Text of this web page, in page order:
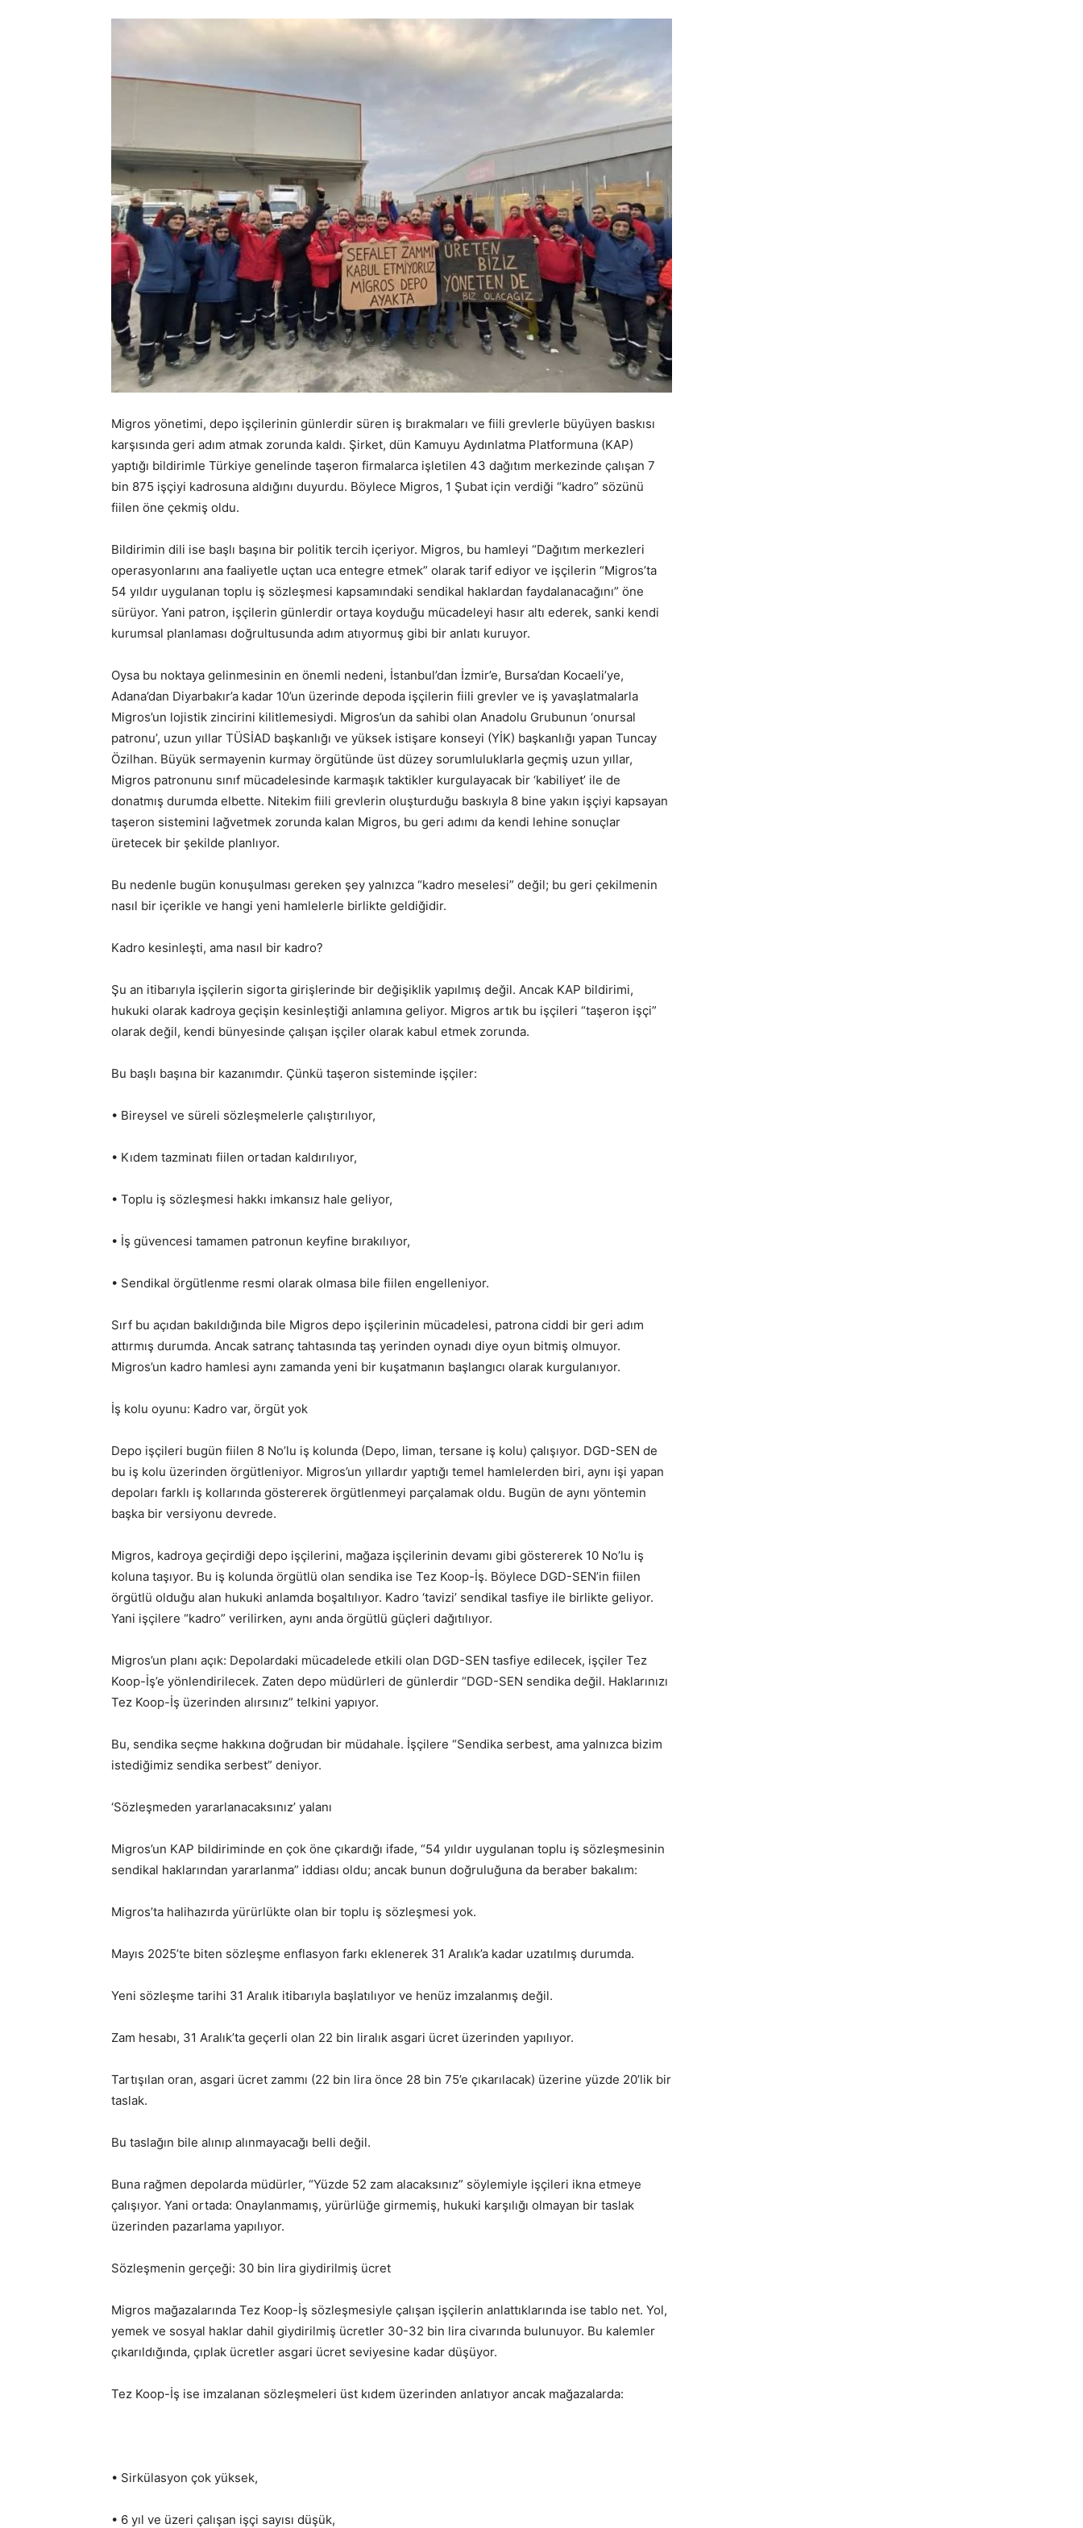
Migros yönetimi, depo işçilerinin günlerdir süren iş bırakmaları ve fiili grevlerle büyüyen baskısı
karşısında geri adım atmak zorunda kaldı. Şirket, dün Kamuyu Aydınlatma Platformuna (KAP)
yaptığı bildirimle Türkiye genelinde taşeron firmalarca işletilen 43 dağıtım merkezinde çalışan 7
bin 875 işçiyi kadrosuna aldığını duyurdu. Böylece Migros, 1 Şubat için verdiği “kadro” sözünü
fiilen öne çekmiş oldu.
Bildirimin dili ise başlı başına bir politik tercih içeriyor. Migros, bu hamleyi “Dağıtım merkezleri
operasyonlarını ana faaliyetle uçtan uca entegre etmek” olarak tarif ediyor ve işçilerin “Migros’ta
54 yıldır uygulanan toplu iş sözleşmesi kapsamındaki sendikal haklardan faydalanacağını” öne
sürüyor. Yani patron, işçilerin günlerdir ortaya koyduğu mücadeleyi hasır altı ederek, sanki kendi
kurumsal planlaması doğrultusunda adım atıyormuş gibi bir anlatı kuruyor.
Oysa bu noktaya gelinmesinin en önemli nedeni, İstanbul’dan İzmir’e, Bursa’dan Kocaeli’ye,
Adana’dan Diyarbakır’a kadar 10’un üzerinde depoda işçilerin fiili grevler ve iş yavaşlatmalarla
Migros’un lojistik zincirini kilitlemesiydi. Migros’un da sahibi olan Anadolu Grubunun ‘onursal
patronu’, uzun yıllar TÜSİAD başkanlığı ve yüksek istişare konseyi (YİK) başkanlığı yapan Tuncay
Özilhan. Büyük sermayenin kurmay örgütünde üst düzey sorumluluklarla geçmiş uzun yıllar,
Migros patronunu sınıf mücadelesinde karmaşık taktikler kurgulayacak bir ‘kabiliyet’ ile de
donatmış durumda elbette. Nitekim fiili grevlerin oluşturduğu baskıyla 8 bine yakın işçiyi kapsayan
taşeron sistemini lağvetmek zorunda kalan Migros, bu geri adımı da kendi lehine sonuçlar
üretecek bir şekilde planlıyor.
Bu nedenle bugün konuşulması gereken şey yalnızca “kadro meselesi” değil; bu geri çekilmenin
nasıl bir içerikle ve hangi yeni hamlelerle birlikte geldiğidir.
Kadro kesinleşti, ama nasıl bir kadro?
Şu an itibarıyla işçilerin sigorta girişlerinde bir değişiklik yapılmış değil. Ancak KAP bildirimi,
hukuki olarak kadroya geçişin kesinleştiği anlamına geliyor. Migros artık bu işçileri “taşeron işçi”
olarak değil, kendi bünyesinde çalışan işçiler olarak kabul etmek zorunda.
Bu başlı başına bir kazanımdır. Çünkü taşeron sisteminde işçiler:
• Bireysel ve süreli sözleşmelerle çalıştırılıyor,
• Kıdem tazminatı fiilen ortadan kaldırılıyor,
• Toplu iş sözleşmesi hakkı imkansız hale geliyor,
• İş güvencesi tamamen patronun keyfine bırakılıyor,
• Sendikal örgütlenme resmi olarak olmasa bile fiilen engelleniyor.
Sırf bu açıdan bakıldığında bile Migros depo işçilerinin mücadelesi, patrona ciddi bir geri adım
attırmış durumda. Ancak satranç tahtasında taş yerinden oynadı diye oyun bitmiş olmuyor.
Migros’un kadro hamlesi aynı zamanda yeni bir kuşatmanın başlangıcı olarak kurgulanıyor.
İş kolu oyunu: Kadro var, örgüt yok
Depo işçileri bugün fiilen 8 No’lu iş kolunda (Depo, liman, tersane iş kolu) çalışıyor. DGD-SEN de
bu iş kolu üzerinden örgütleniyor. Migros’un yıllardır yaptığı temel hamlelerden biri, aynı işi yapan
depoları farklı iş kollarında göstererek örgütlenmeyi parçalamak oldu. Bugün de aynı yöntemin
başka bir versiyonu devrede.
Migros, kadroya geçirdiği depo işçilerini, mağaza işçilerinin devamı gibi göstererek 10 No’lu iş
koluna taşıyor. Bu iş kolunda örgütlü olan sendika ise Tez Koop-İş. Böylece DGD-SEN’in fiilen
örgütlü olduğu alan hukuki anlamda boşaltılıyor. Kadro ‘tavizi’ sendikal tasfiye ile birlikte geliyor.
Yani işçilere “kadro” verilirken, aynı anda örgütlü güçleri dağıtılıyor.
Migros’un planı açık: Depolardaki mücadelede etkili olan DGD-SEN tasfiye edilecek, işçiler Tez
Koop-İş’e yönlendirilecek. Zaten depo müdürleri de günlerdir “DGD-SEN sendika değil. Haklarınızı
Tez Koop-İş üzerinden alırsınız” telkini yapıyor.
Bu, sendika seçme hakkına doğrudan bir müdahale. İşçilere “Sendika serbest, ama yalnızca bizim
istediğimiz sendika serbest” deniyor.
‘Sözleşmeden yararlanacaksınız’ yalanı
Migros’un KAP bildiriminde en çok öne çıkardığı ifade, “54 yıldır uygulanan toplu iş sözleşmesinin
sendikal haklarından yararlanma” iddiası oldu; ancak bunun doğruluğuna da beraber bakalım:
Migros’ta halihazırda yürürlükte olan bir toplu iş sözleşmesi yok.
Mayıs 2025’te biten sözleşme enflasyon farkı eklenerek 31 Aralık’a kadar uzatılmış durumda.
Yeni sözleşme tarihi 31 Aralık itibarıyla başlatılıyor ve henüz imzalanmış değil.
Zam hesabı, 31 Aralık’ta geçerli olan 22 bin liralık asgari ücret üzerinden yapılıyor.
Tartışılan oran, asgari ücret zammı (22 bin lira önce 28 bin 75’e çıkarılacak) üzerine yüzde 20’lik bir
taslak.
Bu taslağın bile alınıp alınmayacağı belli değil.
Buna rağmen depolarda müdürler, “Yüzde 52 zam alacaksınız” söylemiyle işçileri ikna etmeye
çalışıyor. Yani ortada: Onaylanmamış, yürürlüğe girmemiş, hukuki karşılığı olmayan bir taslak
üzerinden pazarlama yapılıyor.
Sözleşmenin gerçeği: 30 bin lira giydirilmiş ücret
Migros mağazalarında Tez Koop-İş sözleşmesiyle çalışan işçilerin anlattıklarında ise tablo net. Yol,
yemek ve sosyal haklar dahil giydirilmiş ücretler 30-32 bin lira civarında bulunuyor. Bu kalemler
çıkarıldığında, çıplak ücretler asgari ücret seviyesine kadar düşüyor.
Tez Koop-İş ise imzalanan sözleşmeleri üst kıdem üzerinden anlatıyor ancak mağazalarda:
• Sirkülasyon çok yüksek,
• 6 yıl ve üzeri çalışan işçi sayısı düşük,